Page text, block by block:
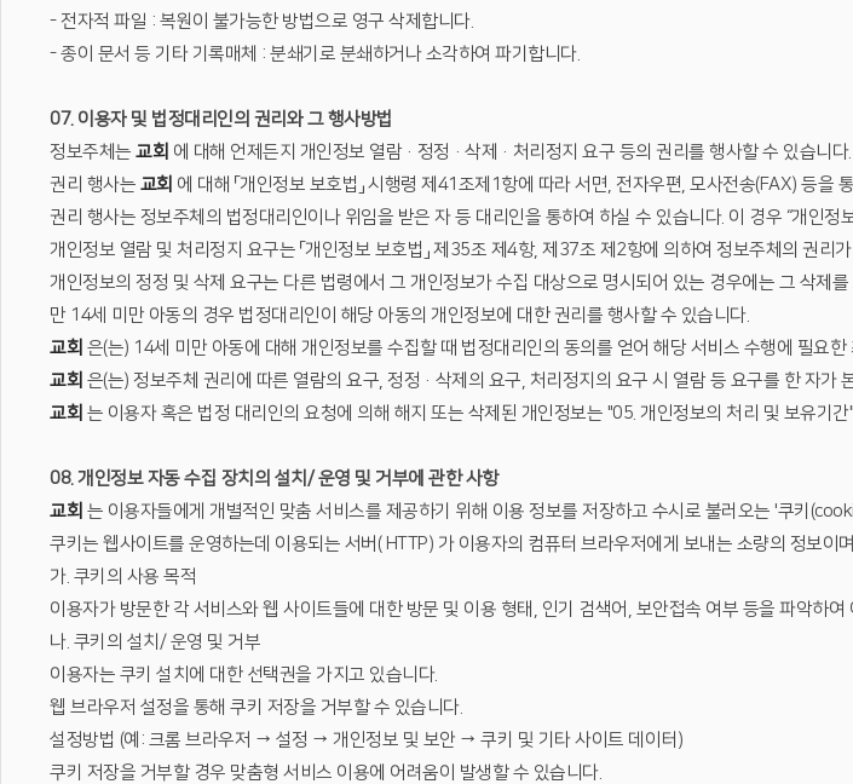
- 전자적 파일 : 복원이 불가능한 방법으로 영구 삭제합니다.
- 종이 문서 등 기타 기록매체 : 분쇄기로 분쇄하거나 소각하여 파기합니다.
07. 이용자 및 법정대리인의 권리와 그 행사방법
정보주체는 교회 에 대해 언제든지 개인정보 열람·정정·삭제·처리정지 요구 등의 권리를 행사할 수 있습니다.
권리 행사는 교회 에 대해 「개인정보 보호법」 시행령 제41조제1항에 따라 서면, 전자우편, 모사전송(FAX) 등을
권리 행사는 정보주체의 법정대리인이나 위임을 받은 자 등 대리인을 통하여 하실 수 있습니다. 이 경우 “개인
개인정보 열람 및 처리정지 요구는 「개인정보 보호법」 제35조 제4항, 제37조 제2항에 의하여 정보주체의 권리
개인정보의 정정 및 삭제 요구는 다른 법령에서 그 개인정보가 수집 대상으로 명시되어 있는 경우에는 그 삭제를
만 14세 미만 아동의 경우 법정대리인이 해당 아동의 개인정보에 대한 권리를 행사할 수 있습니다.
교회 은(는) 14세 미만 아동에 대해 개인정보를 수집할 때 법정대리인의 동의를 얻어 해당 서비스 수행에 필요한
교회 은(는) 정보주체 권리에 따른 열람의 요구, 정정·삭제의 요구, 처리정지의 요구 시 열람 등 요구를 한 자가
교회 는 이용자 혹은 법정 대리인의 요청에 의해 해지 또는 삭제된 개인정보는 "05. 개인정보의 처리 및 보유기
08. 개인정보 자동 수집 장치의 설치/ 운영 및 거부에 관한 사항
교회 는 이용자들에게 개별적인 맞춤 서비스를 제공하기 위해 이용 정보를 저장하고 수시로 불러오는 '쿠키
쿠키는 웹사이트를 운영하는데 이용되는 서버( HTTP) 가 이용자의 컴퓨터 브라우저에게 보내는 소량의 정보이
가. 쿠키의 사용 목적
이용자가 방문한 각 서비스와 웹 사이트들에 대한 방문 및 이용 형태, 인기 검색어, 보안접속 여부 등을 파악하
나. 쿠키의 설치/ 운영 및 거부
이용자는 쿠키 설치에 대한 선택권을 가지고 있습니다.
웹 브라우저 설정을 통해 쿠키 저장을 거부할 수 있습니다.
설정방법 (예: 크롬 브라우저 → 설정 → 개인정보 및 보안 → 쿠키 및 기타 사이트 데이터)
쿠키 저장을 거부할 경우 맞춤형 서비스 이용에 어려움이 발생할 수 있습니다.